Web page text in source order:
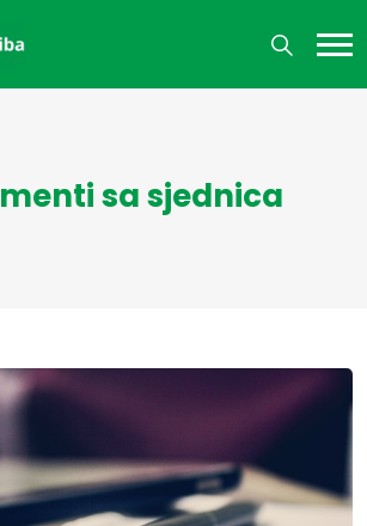
sa sjednica